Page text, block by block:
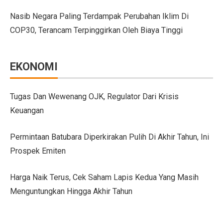
Daihatsu Rocky Diluncurkan di GIIAS: SUV Kompak
Hyundai Akan Rilis Mobil Listrik Baru Tahun Ini
28 Kendaraan Perusahaan di Aceh Tamiang Pakai
Pengalaman Pertama Mengemudi Jaecoo J8, SUV
Persaingan BMW dan Mercedes-Benz Hadapi Bebas
Citroen C3 Sport dan Jeep Gladiator Meluncur di
Uji Coba Mobil SUV JAECOO J8 SHS ARDIS di
Jeep Gladiator Sport Tampil di GIIAS Bandung 2025
Nasib Negara Paling Terdampak Perubahan Iklim Di
COP30, Terancam Terpinggirkan Oleh Biaya Tinggi
EKONOMI
Tugas Dan Wewenang OJK, Regulator Dari Krisis
Keuangan
Permintaan Batubara Diperkirakan Pulih Di Akhir Tahun, Ini
Prospek Emiten
Harga Naik Terus, Cek Saham Lapis Kedua Yang Masih
Menguntungkan Hingga Akhir Tahun